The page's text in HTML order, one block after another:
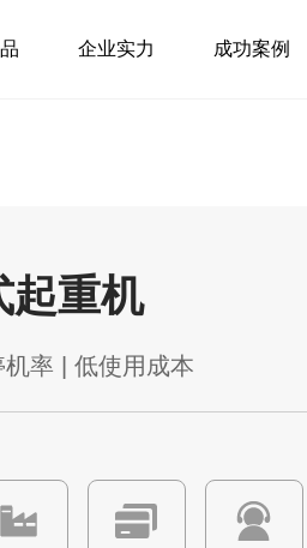
企业实力 成功案例
起重机
率 | 低使用成本